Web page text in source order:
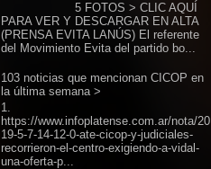
5 FOTOS > CLIC AQUÍ
PARA VER Y DESCARGAR EN ALTA
(PRENSA EVITA LANÚS) El referente
del Movimiento Evita del partido bo...
103 noticias que mencionan CICOP en
la última semana >
1.
https://www.infoplatense.com.ar/nota/20
19-5-7-14-12-0-ate-cicop-y-judiciales-
recorrieron-el-centro-exigiendo-a-vidal-
una-oferta-p...